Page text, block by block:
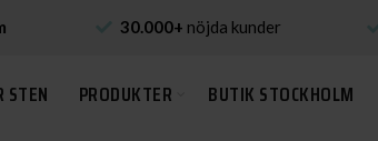
STEN PRODUKTER BUTIK STOCKHOLM
30.000+ nöjda kunder